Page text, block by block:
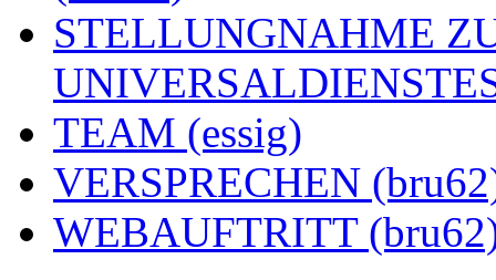
STELLUNGNAHME
TEAM (essig)
VERSPRECHEN
WEBAUFTRITT